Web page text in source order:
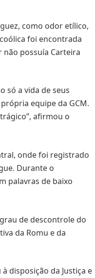
como odor etílico,
foi encontrada
possuía Carteira
só a vida de seus
equipe da GCM.
afirmou o
onde foi registrado
Durante o
palavras de baixo
de descontrole do
da Romu e da
disposição da Justiça e